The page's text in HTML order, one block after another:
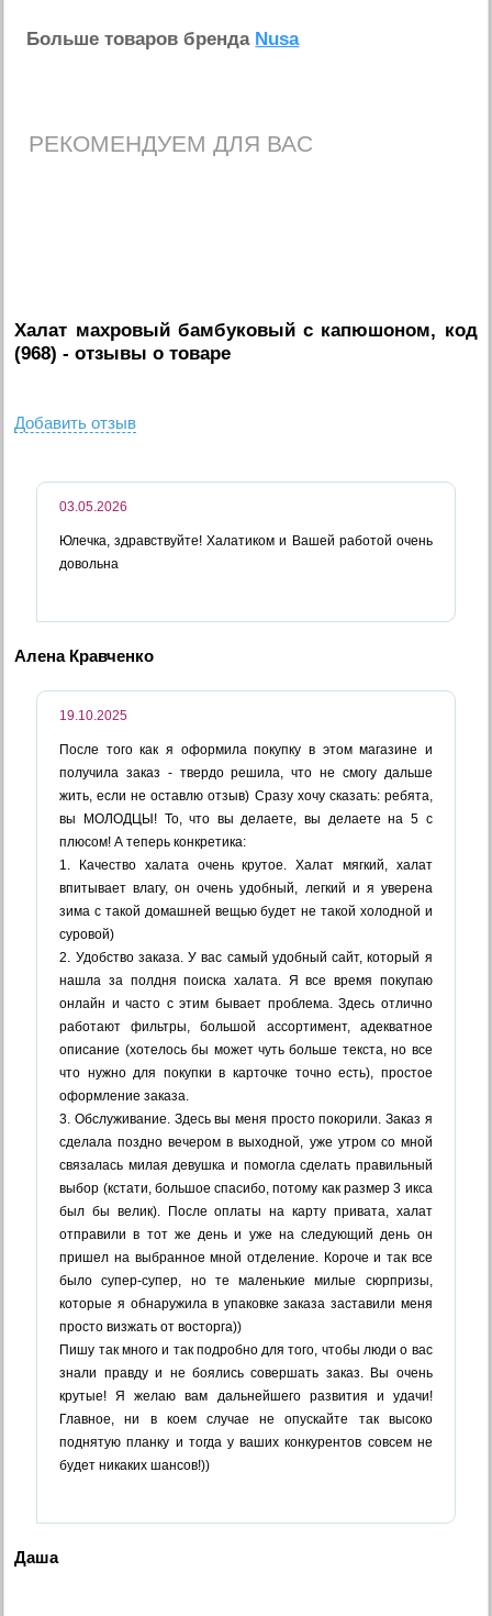
Больше товаров бренда Nusa
РЕКОМЕНДУЕМ ДЛЯ ВАС
Халат махровый бамбуковый с капюшоном, код
(968) - отзывы о товаре
Добавить отзыв
03.05.2026
Юлечка, здравствуйте! Халатиком и Вашей работой очень
довольна
Алена Кравченко
19.10.2025
После того как я оформила покупку в этом магазине и
получила заказ - твердо решила, что не смогу дальше
жить, если не оставлю отзыв) Сразу хочу сказать: ребята,
вы МОЛОДЦЫ! То, что вы делаете, вы делаете на 5 с
плюсом! А теперь конкретика:
1. Качество халата очень крутое. Халат мягкий, халат
впитывает влагу, он очень удобный, легкий и я уверена
зима с такой домашней вещью будет не такой холодной и
суровой)
2. Удобство заказа. У вас самый удобный сайт, который я
нашла за полдня поиска халата. Я все время покупаю
онлайн и часто с этим бывает проблема. Здесь отлично
работают фильтры, большой ассортимент, адекватное
описание (хотелось бы может чуть больше текста, но все
что нужно для покупки в карточке точно есть), простое
оформление заказа.
3. Обслуживание. Здесь вы меня просто покорили. Заказ я
сделала поздно вечером в выходной, уже утром со мной
связалась милая девушка и помогла сделать правильный
выбор (кстати, большое спасибо, потому как размер 3 икса
был бы велик). После оплаты на карту привата, халат
отправили в тот же день и уже на следующий день он
пришел на выбранное мной отделение. Короче и так все
было супер-супер, но те маленькие милые сюрпризы,
которые я обнаружила в упаковке заказа заставили меня
просто визжать от восторга))
Пишу так много и так подробно для того, чтобы люди о вас
знали правду и не боялись совершать заказ. Вы очень
крутые! Я желаю вам дальнейшего развития и удачи!
Главное, ни в коем случае не опускайте так высоко
поднятую планку и тогда у ваших конкурентов совсем не
будет никаких шансов!))
Даша